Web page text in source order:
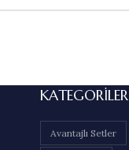
KATEGORILER
Avantajlı Setler